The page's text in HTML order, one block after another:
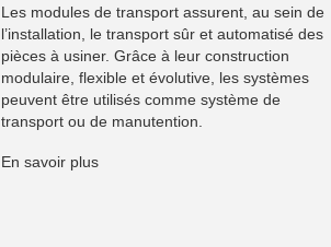
Les modules de transport assurent, au sein de
l’installation, le transport sûr et automatisé des
pièces à usiner. Grâce à leur construction
modulaire, flexible et évolutive, les systèmes
peuvent être utilisés comme système de
transport ou de manutention.
En savoir plus